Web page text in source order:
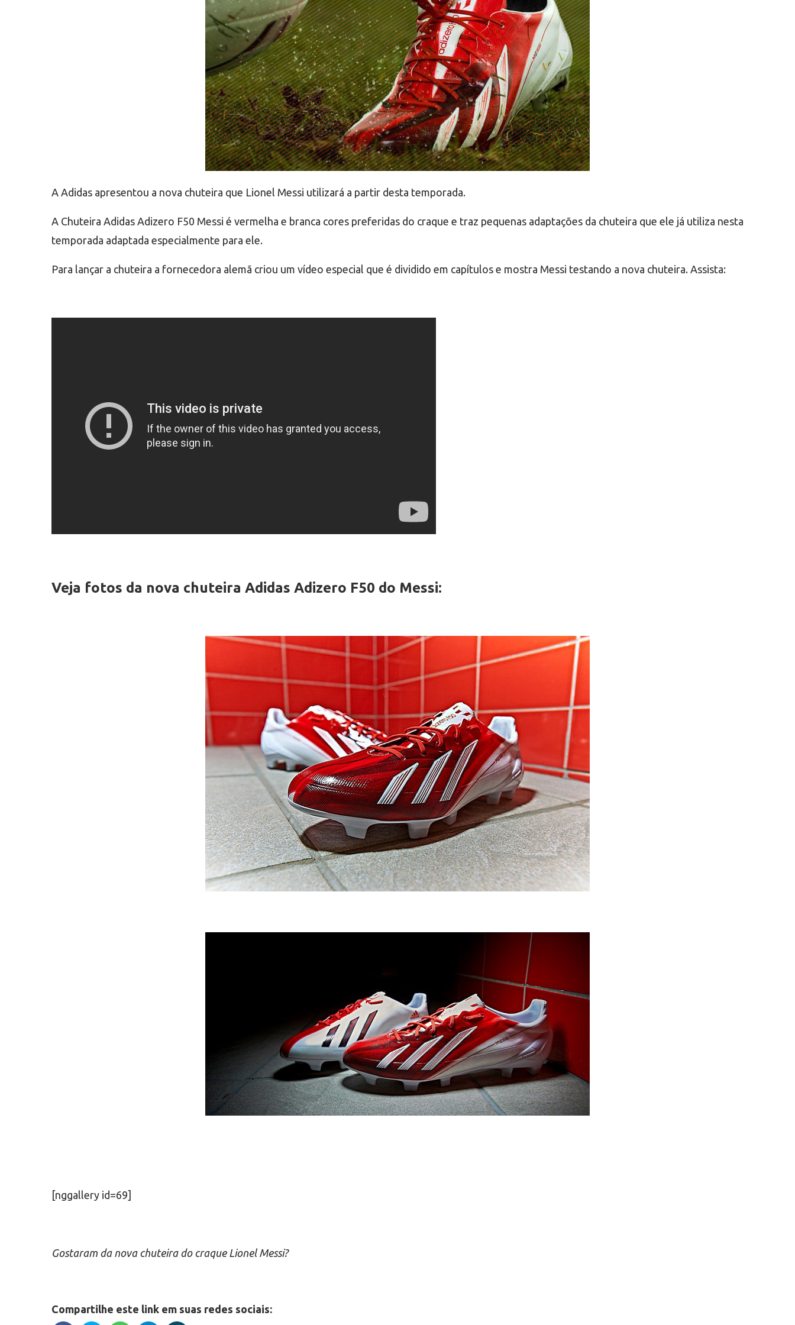
A Adidas apresentou a nova chuteira que Lionel Messi utilizará a partir desta temporada.
A Chuteira Adidas Adizero F50 Messi é vermelha e branca cores preferidas do craque e traz pequenas adaptações da chuteira que ele já utiliza nesta
temporada adaptada especialmente para ele.
Para lançar a chuteira a fornecedora alemã criou um vídeo especial que é dividido em capítulos e mostra Messi testando a nova chuteira. Assista:
Veja fotos da nova chuteira Adidas Adizero F50 do Messi:
[nggallery id=69]
Gostaram da nova chuteira do craque Lionel Messi?
Compartilhe este link em suas redes sociais: